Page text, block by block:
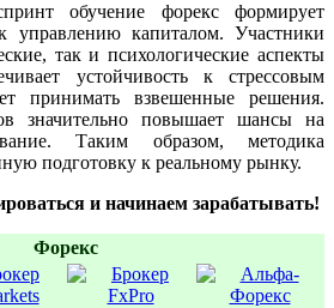
обучение форекс формирует
управлению капиталом. Участники
так и психологические аспекты
устойчивость к стрессовым
принимать взвешенные решения.
значительно повышает шансы на
Таким образом, методика
подготовку к реальному рынку.
и начинаем зарабатывать!
Форекс